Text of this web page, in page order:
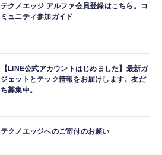
テクノエッジ アルファ会員登録はこちら。コ
ミュニティ参加ガイド
【LINE公式アカウントはじめました】最新ガ
ジェットとテック情報をお届けします。友だ
ち募集中。
テクノエッジへのご寄付のお願い